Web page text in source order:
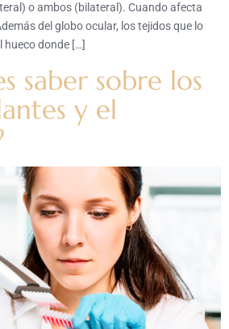
o ambos (bilateral). Cuando afecta
del globo ocular, los tejidos que lo
hueco donde […]
saber sobre los
y el